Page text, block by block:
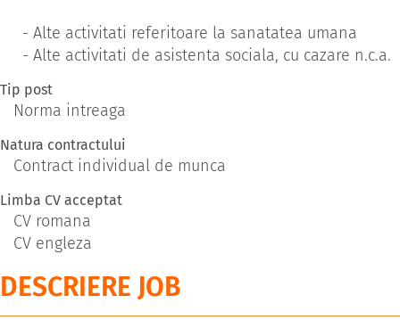
- Alte activitati referitoare la sanatatea umana
- Alte activitati de asistenta sociala, cu cazare n.c.a.
Tip post
Norma intreaga
Natura contractului
Contract individual de munca
Limba CV acceptat
CV romana
CV engleza
DESCRIERE JOB